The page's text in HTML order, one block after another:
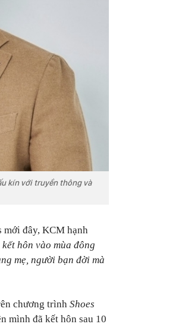
kín với truyền thông và
mới đây, KCM hạnh
hôn vào mùa đông
mẹ, người bạn đời mà
chương trình Shoes
mình đã kết hôn sau 10